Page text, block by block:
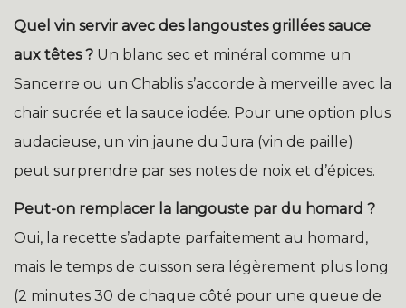
Quel vin servir avec des langoustes grillées sauce
aux têtes ? Un blanc sec et minéral comme un
Sancerre ou un Chablis s’accorde à merveille avec la
chair sucrée et la sauce iodée. Pour une option plus
audacieuse, un vin jaune du Jura (vin de paille)
peut surprendre par ses notes de noix et d’épices.
Peut-on remplacer la langouste par du homard ?
Oui, la recette s’adapte parfaitement au homard,
mais le temps de cuisson sera légèrement plus long
(2 minutes 30 de chaque côté pour une queue de